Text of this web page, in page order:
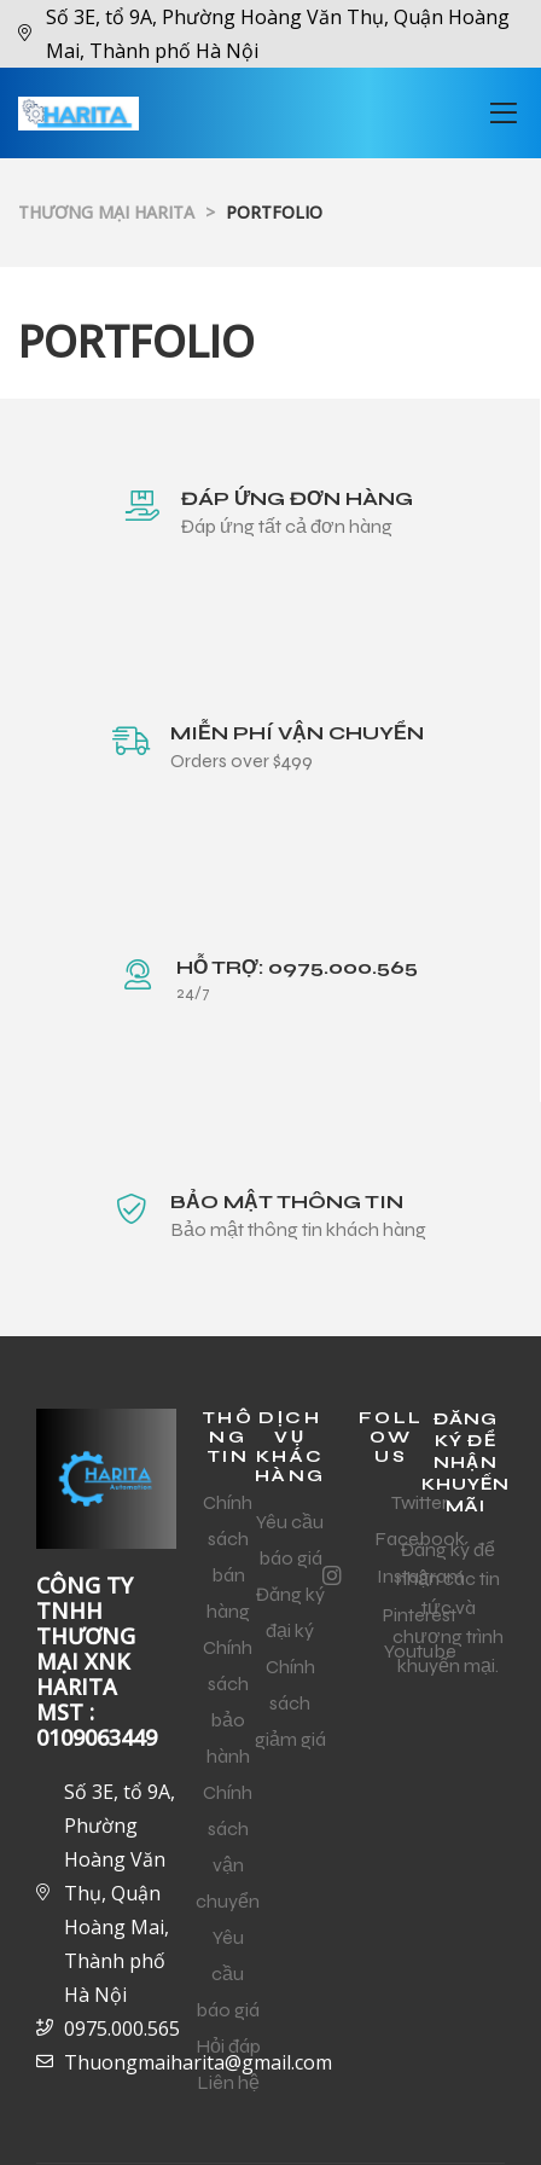
Số 3E, tổ 9A, Phường Hoàng Văn Thụ, Quận Hoàng
Mai, Thành phố Hà Nội
THƯƠNG MẠI HARITA > PORTFOLIO
PORTFOLIO
ĐÁP ỨNG ĐƠN HÀNG
Đáp ứng tất cả đơn hàng
MIỄN PHÍ VẬN CHUYỂN
Orders over $499
HỖ TRỢ: 0975.000.565
24/7
BẢO MẬT THÔNG TIN
Bảo mật thông tin khách hàng
CÔNG TY
TNHH
THƯƠNG
MẠI XNK
HARITA
MST :
0109063449
Số 3E, tổ 9A,
Phường
Hoàng Văn
Thụ, Quận
Hoàng Mai,
Thành phố
Hà Nội
0975.000.565
Thuongmaiharita@gmail.com
THÔ
NG
TIN
Chính
sách
bán
hàng
Chính
sách
bảo
hành
Chính
sách
vận
chuyển
Yêu
cầu
báo giá
Hỏi đáp
Liên hệ
DỊCH
VỤ
KHÁC
HÀNG
Yêu cầu
báo giá
Đăng ký
đại ký
Chính
sách
giảm giá
FOLL
OW
US
Twitter
Facebook
Instagram
Pinterest
Youtube
ĐĂNG
KÝ ĐỂ
NHẬN
KHUYẾN
MÃI
Đăng ký để
nhận các tin
tức và
chương trình
khuyến mại.